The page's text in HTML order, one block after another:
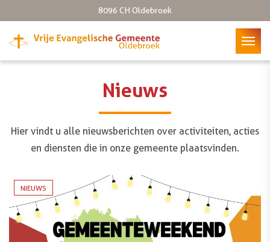
8096 CH Oldebroek
Telefoon: 0525-630642
Nieuws
Hier vindt u alle nieuwsberichten over activiteiten, acties
en diensten die in onze gemeente plaatsvinden.
NIEUWS